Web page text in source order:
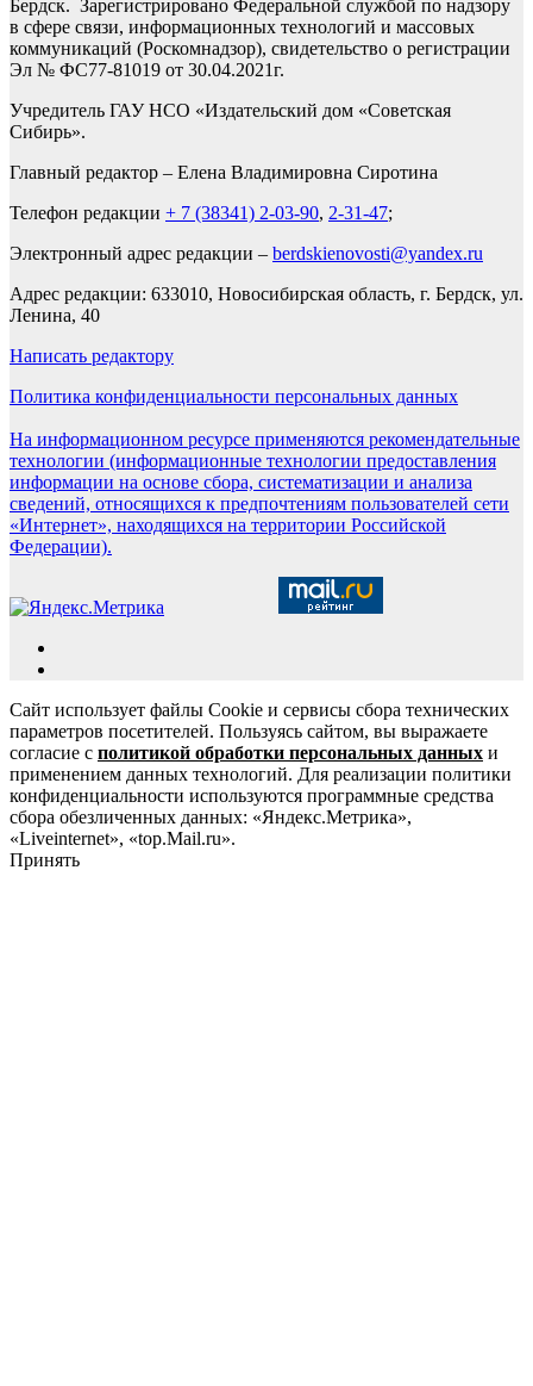
Бердск. Зарегистрировано Федеральной службой по надзору
в сфере связи, информационных технологий и массовых
коммуникаций (Роскомнадзор), свидетельство о регистрации
Эл № ФС77-81019 от 30.04.2021г.
Учредитель ГАУ НСО «Издательский дом «Советская
Сибирь».
Главный редактор – Елена Владимировна Сиротина
Телефон редакции + 7 (38341) 2-03-90, 2-31-47;
Электронный адрес редакции – berdskienovosti@yandex.ru
Адрес редакции: 633010, Новосибирская область, г. Бердск, ул.
Ленина, 40
Написать редактору
Политика конфиденциальности персональных данных
На информационном ресурсе применяются рекомендательные
технологии (информационные технологии предоставления
информации на основе сбора, систематизации и анализа
сведений, относящихся к предпочтениям пользователей сети
«Интернет», находящихся на территории Российской
Федерации).
Сайт использует файлы Cookie и сервисы сбора технических
параметров посетителей. Пользуясь сайтом, вы выражаете
согласие с политикой обработки персональных данных и
применением данных технологий. Для реализации политики
конфиденциальности используются программные средства
сбора обезличенных данных: «Яндекс.Метрика»,
«Liveinternet», «top.Mail.ru».
Принять